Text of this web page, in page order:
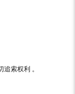
索权利 。